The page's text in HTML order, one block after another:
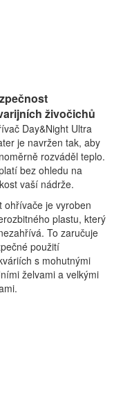
živočichů
Day&Night Ultra
je navržen tak, aby
rozváděl teplo.
bez ohledu na
vaší nádrže.
ohřívače je vyroben
plastu, který
To zaručuje
použití
s mohutnými
želvami a velkými